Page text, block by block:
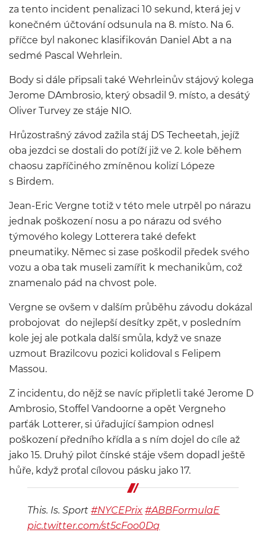
za tento incident penalizaci 10 sekund, která jej v
konečném účtování odsunula na 8. místo. Na 6.
příčce byl nakonec klasifikován Daniel Abt a na
sedmé Pascal Wehrlein.
Body si dále připsali také Wehrleinův stájový kolega
Jerome D´Ambrosio, který obsadil 9. místo, a desátý
Oliver Turvey ze stáje NIO.
Hrůzostrašný závod zažila stáj DS Techeetah, jejíž
oba jezdci se dostali do potíží již ve 2. kole během
chaosu zapříčiného zmíněnou kolizí Lópeze
s Birdem.
Jean-Eric Vergne totiž v této mele utrpěl po nárazu
jednak poškození nosu a po nárazu od svého
týmového kolegy Lotterera také defekt
pneumatiky. Němec si zase poškodil předek svého
vozu a oba tak museli zamířit k mechanikům, což
znamenalo pád na chvost pole.
Vergne se ovšem v dalším průběhu závodu dokázal
probojovat do nejlepší desítky zpět, v posledním
kole jej ale potkala další smůla, když ve snaze
uzmout Brazilcovu pozici kolidoval s Felipem
Massou.
Z incidentu, do nějž se navíc připletli také Jerome D
´Ambrosio, Stoffel Vandoorne a opět Vergneho
parťák Lotterer, si úřadující šampion odnesl
poškození předního křídla a s ním dojel do cíle až
jako 15. Druhý pilot čínské stáje všem dopadl ještě
hůře, když proťal cílovou pásku jako 17.
This. Is. Sport#NYCEPrix #ABBFormulaE
pic.twitter.com/st5cFoo0Dq